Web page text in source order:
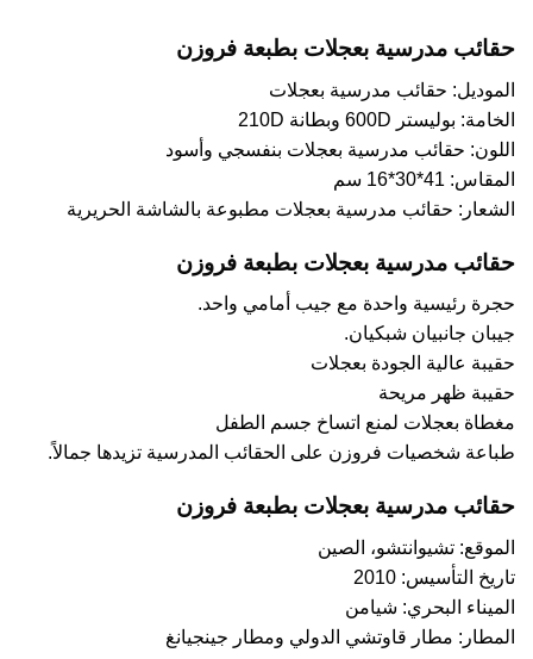
حقائب مدرسية بعجلات بطبعة فروزن
الموديل: حقائب مدرسية بعجلات
الخامة: بوليستر 600D وبطانة 210D
اللون: حقائب مدرسية بعجلات بنفسجي وأسود
المقاس: 41*30*16 سم
الشعار: حقائب مدرسية بعجلات مطبوعة بالشاشة الحريرية
حقائب مدرسية بعجلات بطبعة فروزن
حجرة رئيسية واحدة مع جيب أمامي واحد.
جيبان جانبيان شبكيان.
حقيبة عالية الجودة بعجلات
حقيبة ظهر مريحة
مغطاة بعجلات لمنع اتساخ جسم الطفل
طباعة شخصيات فروزن على الحقائب المدرسية تزيدها جمالاً.
حقائب مدرسية بعجلات بطبعة فروزن
الموقع: تشيوانتشو، الصين
تاريخ التأسيس: 2010
الميناء البحري: شيامن
المطار: مطار قاوتشي الدولي ومطار جينجيانغ